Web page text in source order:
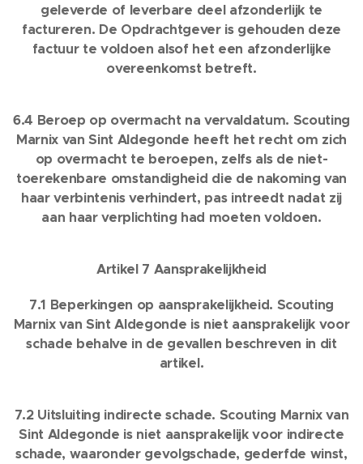
geleverde of leverbare deel afzonderlijk te
factureren. De Opdrachtgever is gehouden deze
factuur te voldoen alsof het een afzonderlijke
overeenkomst betreft.
6.4 Beroep op overmacht na vervaldatum. Scouting
Marnix van Sint Aldegonde heeft het recht om zich
op overmacht te beroepen, zelfs als de niet-
toerekenbare omstandigheid die de nakoming van
haar verbintenis verhindert, pas intreedt nadat zij
aan haar verplichting had moeten voldoen.
Artikel 7 Aansprakelijkheid
7.1 Beperkingen op aansprakelijkheid. Scouting
Marnix van Sint Aldegonde is niet aansprakelijk voor
schade behalve in de gevallen beschreven in dit
artikel.
7.2 Uitsluiting indirecte schade. Scouting Marnix van
Sint Aldegonde is niet aansprakelijk voor indirecte
schade, waaronder gevolgschade, gederfde winst,